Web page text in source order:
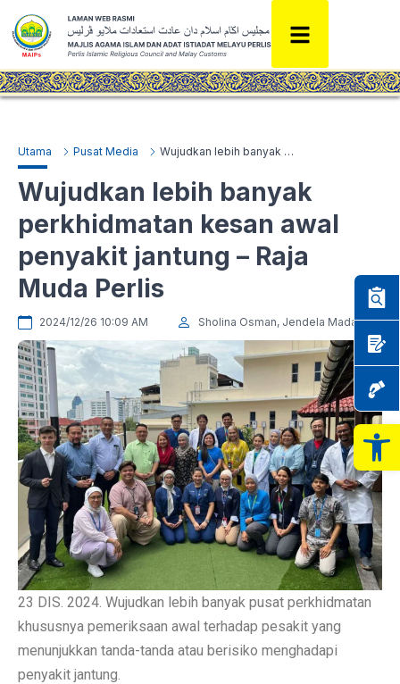
Utama Pusat Media Wujudkan lebih banyak perkhidmatan kesan awal penyakit jantung – Raja Muda Perlis
Wujudkan lebih banyak
perkhidmatan kesan awal
penyakit jantung – Raja
Muda Perlis
2024/12/26 10:09 AM Sholina Osman, Jendela Madani
23 DIS. 2024. Wujudkan lebih banyak pusat perkhidmatan
khususnya pemeriksaan awal terhadap pesakit yang
menunjukkan tanda-tanda atau berisiko menghadapi
penyakit jantung.